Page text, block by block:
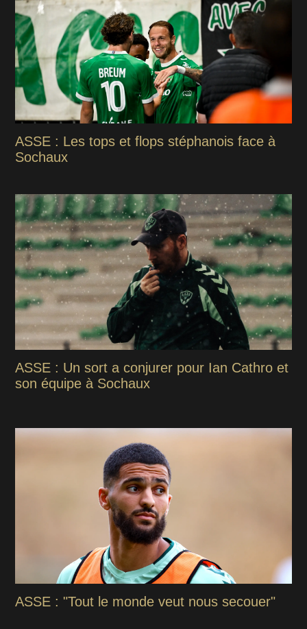
ASSE : Les tops et flops stéphanois face à
Sochaux
ASSE : Un sort a conjurer pour Ian Cathro et
son équipe à Sochaux
ASSE : "Tout le monde veut nous secouer"